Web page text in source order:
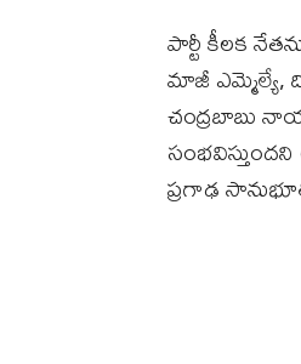
పార్టీ కీలక
మాజీ ఎమ్మెల్యే,
చంద్రబాబు
ప్రగాఢ